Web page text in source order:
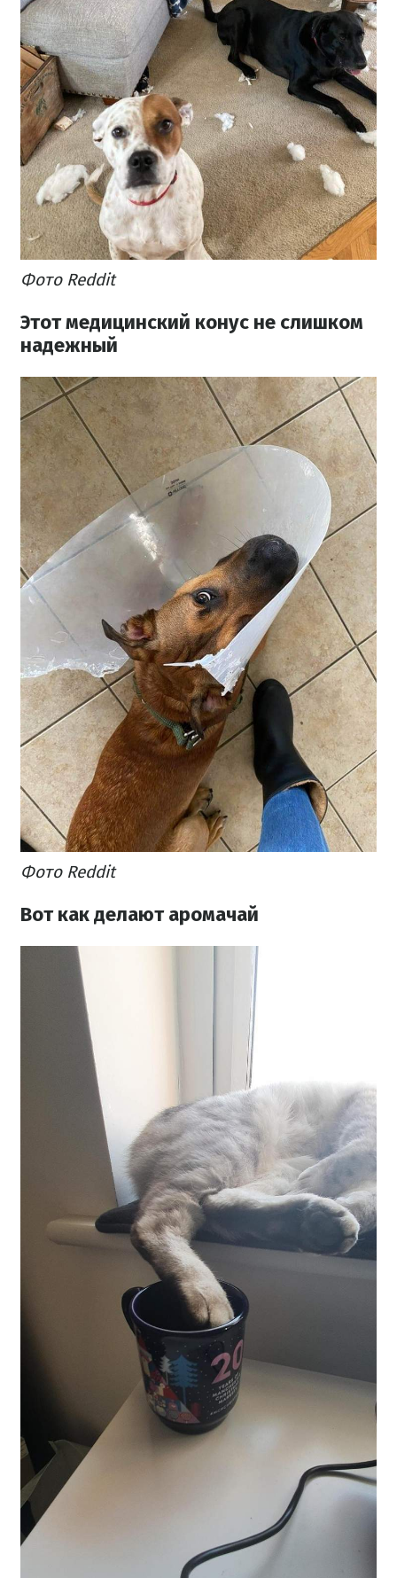
Фото Reddit
Этот медицинский конус не слишком
надежный
Фото Reddit
Вот как делают аромачай